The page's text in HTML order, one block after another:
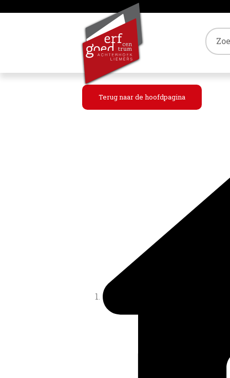
Terug naar de hoofdpagina